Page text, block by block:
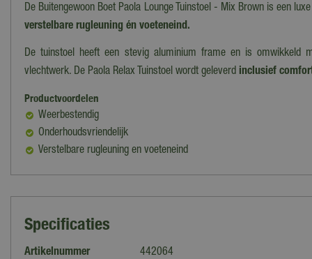
De Buitengewoon Boet Paola Lounge Tuinstoel - Mix Brown is een
verstelbare rugleuning én voeteneind.
De tuinstoel heeft een stevig aluminium frame en is omwikkeld
vlechtwerk. De Paola Relax Tuinstoel wordt geleverd inclusief
Productvoordelen
Weerbestendig
Onderhoudsvriendelijk
Verstelbare rugleuning en voeteneind
Specificaties
Artikelnummer
442064